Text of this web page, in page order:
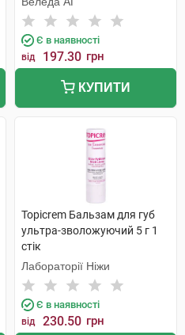
Є в наявності
від 197.30 грн
КУПИТИ
Topicrem Бальзам для губ
ультра-зволожуючий 5 г 1
стік
Лабораторії Ніжи
Є в наявності
від 230.50 грн